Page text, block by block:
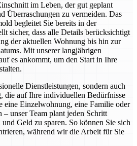
im Leben, der gut geplant
Überraschungen zu vermeiden. Das
begleitet Sie bereits in der
sicher, dass alle Details berücksichtigt
der aktuellen Wohnung bis hin zur
Mit unserer langjährigen
es ankommt, um den Start in Ihre
Dienstleistungen, sondern auch
die auf Ihre individuellen Bedürfnisse
eine Einzelwohnung, eine Familie oder
– unser Team plant jeden Schritt
Geld zu sparen. So können Sie sich
während wir die Arbeit für Sie